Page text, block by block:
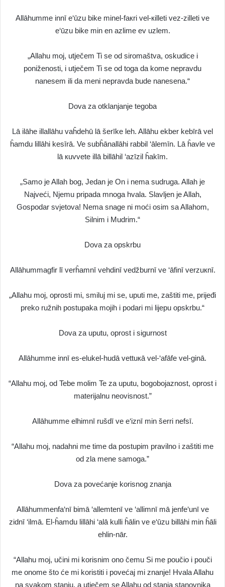
Allāhumme innī e‘ūzu bike minel-faкri vel-кilleti vez-zilleti ve
e‘ūzu bike min en azlime ev uzlem.
„Allahu moj, utječem Ti se od siromaštva, oskudice i
poniženosti, i utječem Ti se od toga da kome nepravdu
nanesem ili da meni nepravda bude nanesena.“
Dova za otklanjanje tegoba
Lā ilāhe illallāhu vaĥdehū lā šerīke leh. Allāhu ekber kebīrā vel
ĥamdu lillāhi kesīrā. Ve subĥānallāhi rabbil ‘ālemīn. Lā ĥavle ve
lā кuvvete illā billāhil ‘azīzil ĥakīm.
„Samo je Allah bog, Jedan je On i nema sudruga. Allah je
Najveći, Njemu pripada mnoga hvala. Slavljen je Allah,
Gospodar svjetova! Nema snage ni moći osim sa Allahom,
Silnim i Mudrim.“
Dova za opskrbu
Allāhummagfir lī verĥamnī vehdinī vedžburnī ve ‘āfinī verzuкnī.
„Allahu moj, oprosti mi, smiluj mi se, uputi me, zaštiti me, prijeđi
preko ružnih postupaka mojih i podari mi lijepu opskrbu.“
Dova za uputu, oprost i sigurnost
Allāhumme innī es-elukel-hudā vettuкā vel-‘afāfe vel-ginā.
“Allahu moj, od Tebe molim Te za uputu, bogobojaznost, oprost i
materijalnu neovisnost.”
Allāhumme elhimnī rušdī ve e‘iznī min šerri nefsī.
“Allahu moj, nadahni me time da postupim pravilno i zaštiti me
od zla mene samoga.”
Dova za povećanje korisnog znanja
Allāhummenfa‘nī bimā ‘allemtenī ve ‘allimnī mā jenfe‘unī ve
zidnī ‘ilmā. El-ĥamdu lillāhi ‘alā kulli ĥālin ve e‘ūzu billāhi min ĥāli
ehlin-nār.
“Allahu moj, učini mi korisnim ono čemu Si me poučio i pouči
me onome što će mi koristiti i povećaj mi znanje! Hvala Allahu
na svakom stanju, a utječem se Allahu od stanja stanovnika